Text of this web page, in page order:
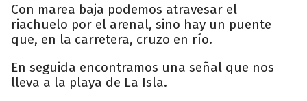
Con marea baja podemos atravesar el
riachuelo por el arenal, sino hay un puente
que, en la carretera, cruzo en río.
En seguida encontramos una señal que nos
lleva a la playa de La Isla.